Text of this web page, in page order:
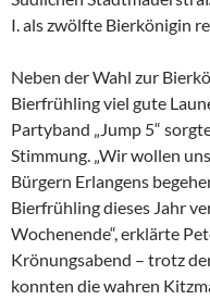
I. als zwölfte Bierkönigin
Neben der Wahl zur
Bierfrühling viel gute
Partyband „Jump 5“
Stimmung. „Wir wollen
Bürgern Erlangens
Bierfrühling dieses Jahr
Wochenende“, erklärte
Krönungsabend – trotz
konnten die wahren